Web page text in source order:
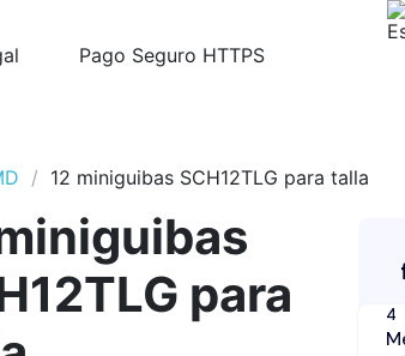
Pago Seguro HTTPS
12 miniguibas SCH12TLG para talla
para